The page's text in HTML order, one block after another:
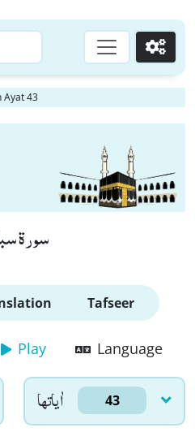
Go
Ayat 43
سورة
Tafseer
Play Language
اٰياتها 43